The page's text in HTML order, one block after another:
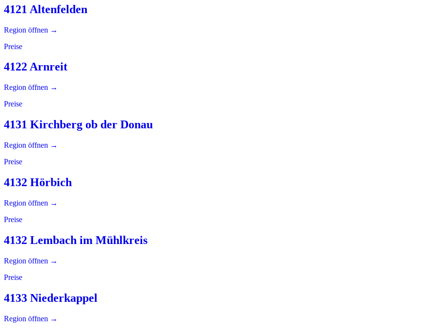
4121 Altenfelden
Region öffnen →
Preise
4122 Arnreit
Region öffnen →
Preise
4131 Kirchberg ob der Donau
Region öffnen →
Preise
4132 Hörbich
Region öffnen →
Preise
4132 Lembach im Mühlkreis
Region öffnen →
Preise
4133 Niederkappel
Region öffnen →